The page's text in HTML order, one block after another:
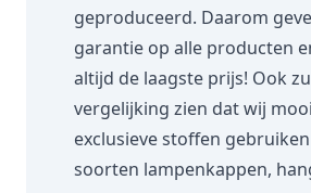
geproduceerd. Daarom
garantie op alle producten
altijd de laagste prijs! Ook
vergelijking zien dat wij
exclusieve stoffen
soorten lampenkappen,